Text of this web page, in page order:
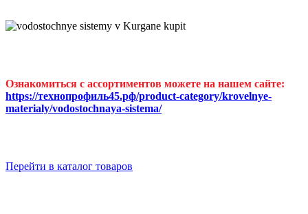
Ознакомиться с ассортиментов можете на нашем сайте:
https://технопрофиль45.рф/product-category/krovelnye-
materialy/vodostochnaya-sistema/
Перейти в каталог товаров